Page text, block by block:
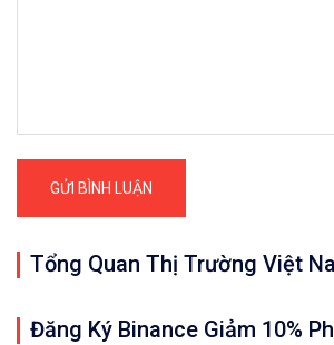
Tổng Quan Thị Trường Việt
Đăng Ký Binance Giảm 10%